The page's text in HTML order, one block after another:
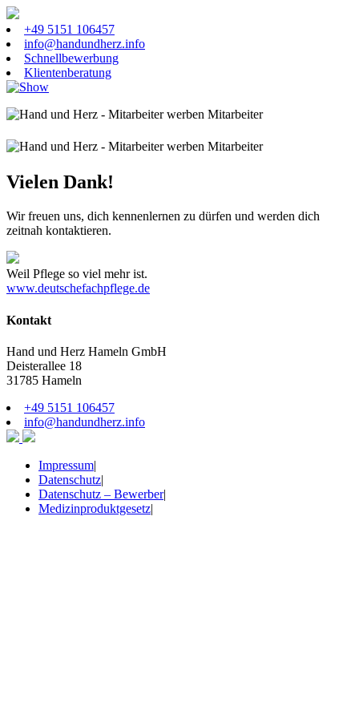
+49 5151 106457
info@handundherz.info
Schnellbewerbung
Klientenberatung
Vielen Dank!
Wir freuen uns, dich kennenlernen zu dürfen und werden dich
zeitnah kontaktieren.
Weil Pflege so viel mehr ist.
www.deutschefachpflege.de
Kontakt
Hand und Herz Hameln GmbH
Deisterallee 18
31785 Hameln
+49 5151 106457
info@handundherz.info
Impressum|
Datenschutz|
Datenschutz – Bewerber|
Medizinproduktgesetz|